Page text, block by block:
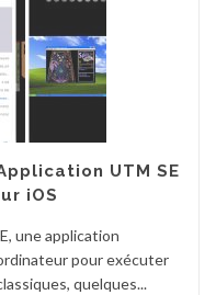
UTM SE
iOS
une application
pour exécuter
quelques...